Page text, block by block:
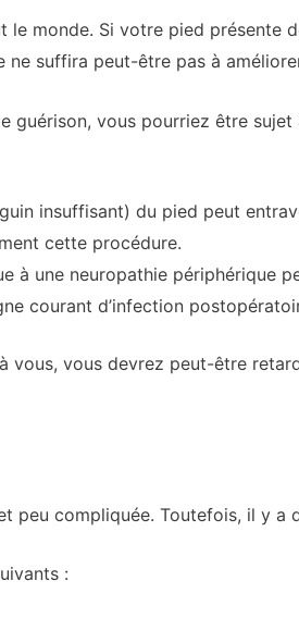
le monde. Si votre pied présente
ne suffira peut-être pas à
guérison, vous pourriez être
insuffisant) du pied peut
cette procédure.
à une neuropathie périphérique
courant d’infection
vous, vous devrez peut-être
peu compliquée. Toutefois, il y a
: